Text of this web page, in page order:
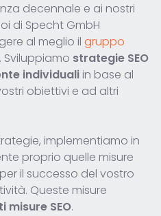
decennale e ai nostri
di Specht GmbH
al meglio il gruppo
strategie SEO
individuali in base al
obiettivi e ad altri
implementiamo in
proprio quelle misure
il successo del vostro
Queste misure
misure SEO.